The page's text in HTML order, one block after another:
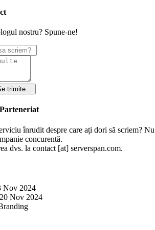
nostru? Spune-ne!
trimite...
înrudit despre care ați dori să scriem? Nu
concurentă.
dvs. la contact [at] serverspan.com.
Nov 2024
Nov 2024